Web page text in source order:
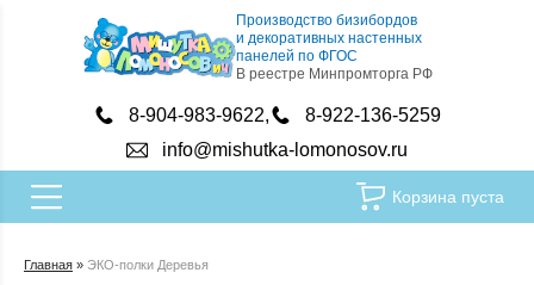
Производство бизибордов
и декоративных настенных
панелей по ФГОС
В реестре Минпромторга РФ
8-904-983-9622
8-922-136-5259
info@mishutka-lomonosov.ru
Корзина пуста
Главная » ЭКО-полки Деревья